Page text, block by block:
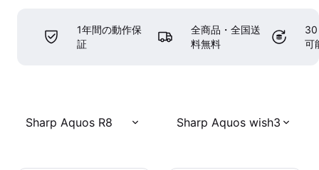
1年間の動作保
証
全商品・全国送
料無料
30
可
Sharp Aquos R8 Sharp Aquos wish3